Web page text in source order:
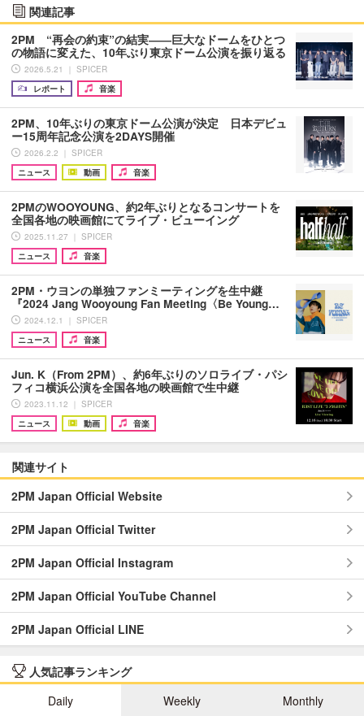
関連記事
2PM “再会の約束”の結実――巨大なドームをひとつ
の物語に変えた、10年ぶり東京ドーム公演を振り返る
2026.5.21 ｜ SPICER
レポート
音楽
2PM、10年ぶりの東京ドーム公演が決定 日本デビュ
ー15周年記念公演を2DAYS開催
2026.2.2 ｜ SPICER
ニュース
動画 音楽
2PMのWOOYOUNG、約2年ぶりとなるコンサートを
全国各地の映画館にてライブ・ビューイング
2025.11.27 ｜ SPICER
ニュース
音楽
2PM・ウヨンの単独ファンミーティングを生中継
『2024 Jang Wooyoung Fan Meeting〈Be Young…
2024.12.1 ｜ SPICER
ニュース
音楽
Jun. K（From 2PM）、約6年ぶりのソロライブ・パシ
フィコ横浜公演を全国各地の映画館で生中継
2023.11.12 ｜ SPICER
ニュース
動画 音楽
関連サイト
2PM Japan Official Website
2PM Japan Official Twitter
2PM Japan Official Instagram
2PM Japan Official YouTube Channel
2PM Japan Official LINE
人気記事ランキング
Daily
Weekly Monthly